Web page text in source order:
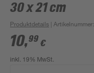
30 x 21 cm
Produktdetails | Artikelnummer:
10,99 €
inkl. 19% MwSt.